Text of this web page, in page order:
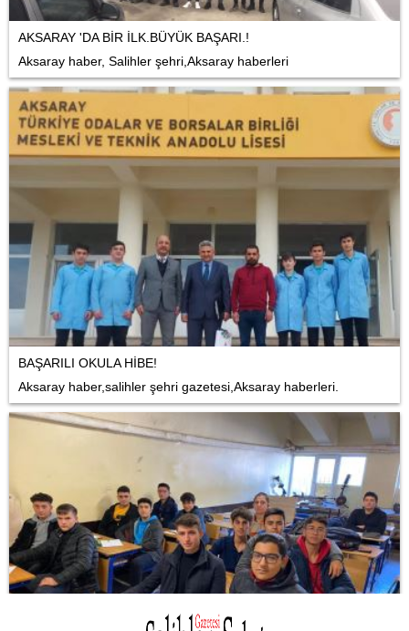
AKSARAY 'DA BİR İLK.BÜYÜK BAŞARI.!
Aksaray haber, Salihler şehri,Aksaray haberleri
BAŞARILI OKULA HİBE!
Aksaray haber,salihler şehri gazetesi,Aksaray haberleri.